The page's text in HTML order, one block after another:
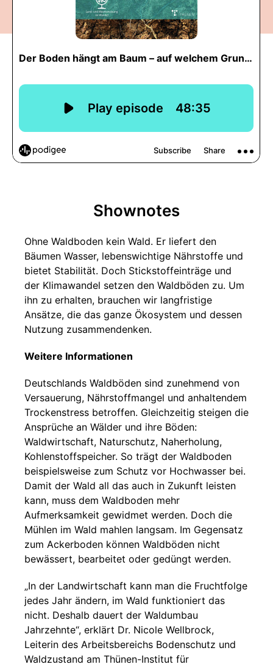
Shownotes
Ohne Waldboden kein Wald. Er liefert den
Bäumen Wasser, lebenswichtige Nährstoffe und
bietet Stabilität. Doch Stickstoffeinträge und
der Klimawandel setzen den Waldböden zu. Um
ihn zu erhalten, brauchen wir langfristige
Ansätze, die das ganze Ökosystem und dessen
Nutzung zusammendenken.
Weitere Informationen
Deutschlands Waldböden sind zunehmend von
Versauerung, Nährstoffmangel und anhaltendem
Trockenstress betroffen. Gleichzeitig steigen die
Ansprüche an Wälder und ihre Böden:
Waldwirtschaft, Naturschutz, Naherholung,
Kohlenstoffspeicher. So trägt der Waldboden
beispielsweise zum Schutz vor Hochwasser bei.
Damit der Wald all das auch in Zukunft leisten
kann, muss dem Waldboden mehr
Aufmerksamkeit gewidmet werden. Doch die
Mühlen im Wald mahlen langsam. Im Gegensatz
zum Ackerboden können Waldböden nicht
bewässert, bearbeitet oder gedüngt werden.
„In der Landwirtschaft kann man die Fruchtfolge
jedes Jahr ändern, im Wald funktioniert das
nicht. Deshalb dauert der Waldumbau
Jahrzehnte“, erklärt Dr. Nicole Wellbrock,
Leiterin des Arbeitsbereichs Bodenschutz und
Waldzustand am Thünen-Institut für